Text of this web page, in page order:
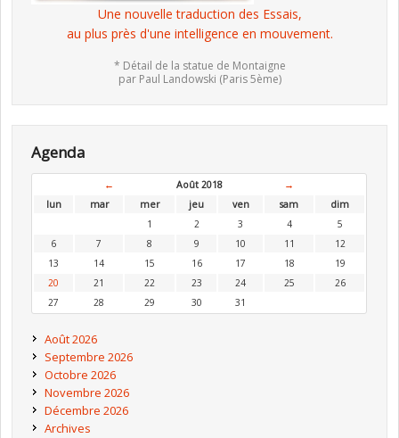
Une nouvelle traduction des Essais,
au plus près d'une intelligence en mouvement.
* Détail de la statue de Montaigne
par Paul Landowski (Paris 5ème)
Agenda
← Août 2018
→
lun
mar mer jeu ven sam
dim
1
2 3 4
5
6
7 8 9 10 11
12
13
14 15 16 17 18
19
20
21 22 23 24 25
26
27
28 29 30 31
Août 2026
Septembre 2026
Octobre 2026
Novembre 2026
Décembre 2026
Archives